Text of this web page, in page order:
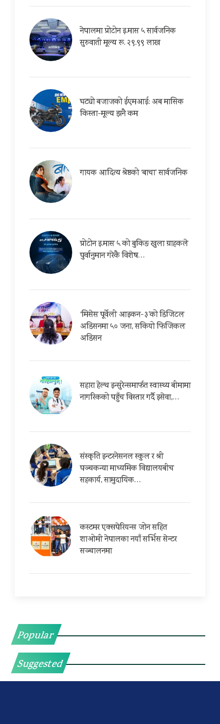
नेपालमा प्रोटोन इ.मास ५ सार्वजनिक
सुरुवाती मूल्य रू. २९.९९ लाख
घट्यो बजाजको ईएमआई: अब मासिक
किस्ता-मूल्य झनै कम
गायक आदित्य श्रेष्ठको ‘बाचा’ सार्वजनिक
प्रोटोन इ.मास ५ को बुकिङ खुला ग्राहकले
पुर्वानुमान गरेकै विशेष…
‘मिसेस पूर्वेली आइकन-३’को डिजिटल
अडिसनमा ५० जना, सकियो फिजिकल
अडिसन
सहारा हेल्थ इन्सुरेन्समार्फत स्वास्थ्य बीमामा
नागरिकको पहुँच विस्तार गर्दै इसेवा,…
संस्कृति इन्टरनेसनल स्कुल र श्री
पञ्चकन्या माध्यमिक विद्यालयबीच
सहकार्य, सामुदायिक…
कस्टमर एक्सपेरियन्स जोन सहित
शाओमी नेपालका नयाँ सर्भिस सेन्टर
सञ्चालनमा
Popular
Suggested